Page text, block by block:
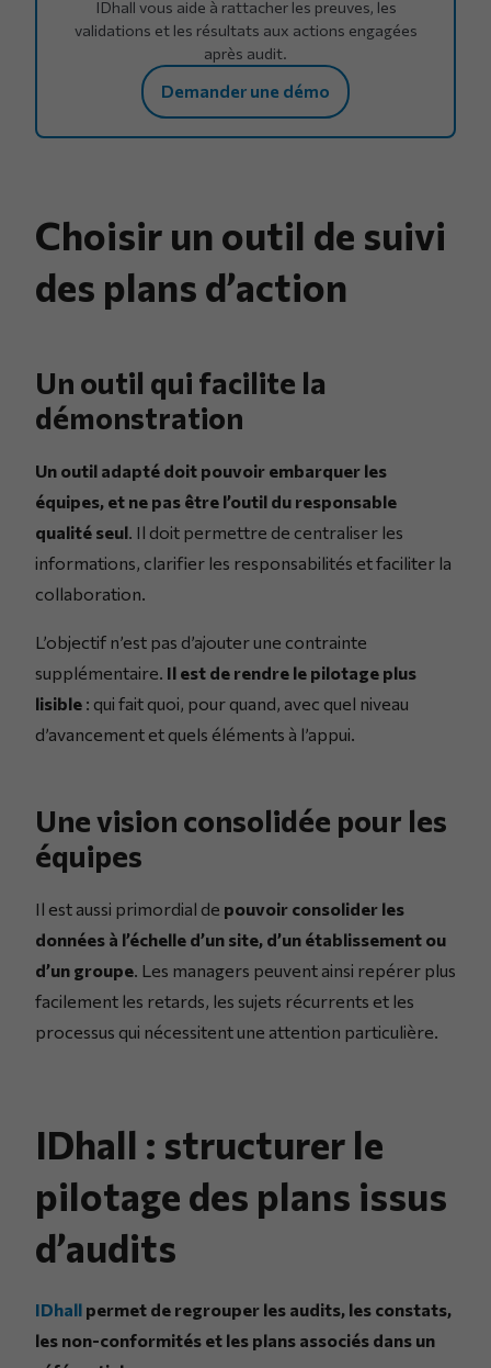
IDhall vous aide à rattacher les preuves, les
validations et les résultats aux actions engagées
après audit.
Demander une démo
Choisir un outil de suivi
des plans d’action
Un outil qui facilite la
démonstration
Un outil adapté doit pouvoir embarquer les
équipes, et ne pas être l’outil du responsable
qualité seul. Il doit permettre de centraliser les
informations, clarifier les responsabilités et faciliter la
collaboration.
L’objectif n’est pas d’ajouter une contrainte
supplémentaire. Il est de rendre le pilotage plus
lisible : qui fait quoi, pour quand, avec quel niveau
d’avancement et quels éléments à l’appui.
Une vision consolidée pour les
équipes
Il est aussi primordial de pouvoir consolider les
données à l’échelle d’un site, d’un établissement ou
d’un groupe. Les managers peuvent ainsi repérer plus
facilement les retards, les sujets récurrents et les
processus qui nécessitent une attention particulière.
IDhall : structurer le
pilotage des plans issus
d’audits
IDhall permet de regrouper les audits, les constats,
les non-conformités et les plans associés dans un